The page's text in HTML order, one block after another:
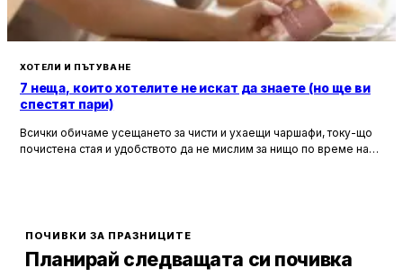
ХОТЕЛИ И ПЪТУВАНЕ
7 неща, които хотелите не искат да знаете (но ще ви
спестят пари)
Всички обичаме усещането за чисти и ухаещи чаршафи, току-що
почистена стая и удобството да не мислим за нищо по време на
ПОЧИВКИ ЗА ПРАЗНИЦИТЕ
Планирай следващата си почивка